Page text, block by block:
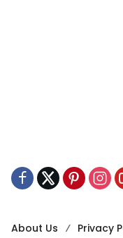
About Us
Privacy